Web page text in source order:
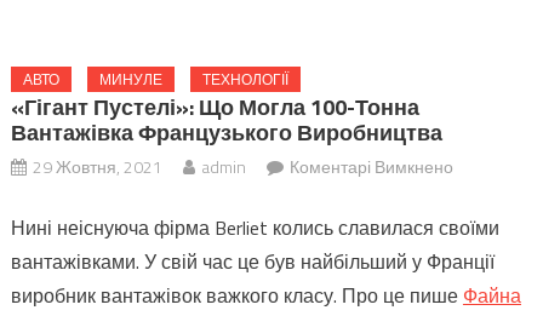
АВТО МИНУЛЕ ТЕХНОЛОГІЇ
«Гігант Пустелі»: Що Могла 100-Тонна
Вантажівка Французького Виробництва
29 Жовтня, 2021 admin Коментарі Вимкненодо
пустелі»:
що
могла
Нині неіснуюча фірма Berliet колись славилася своїми
вантажівками. У свій час це був найбільший у Франції
виробник вантажівок важкого класу. Про це пише Файна